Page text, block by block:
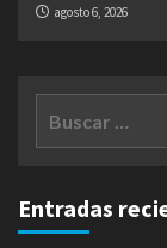
agosto 6, 2026
Entradas